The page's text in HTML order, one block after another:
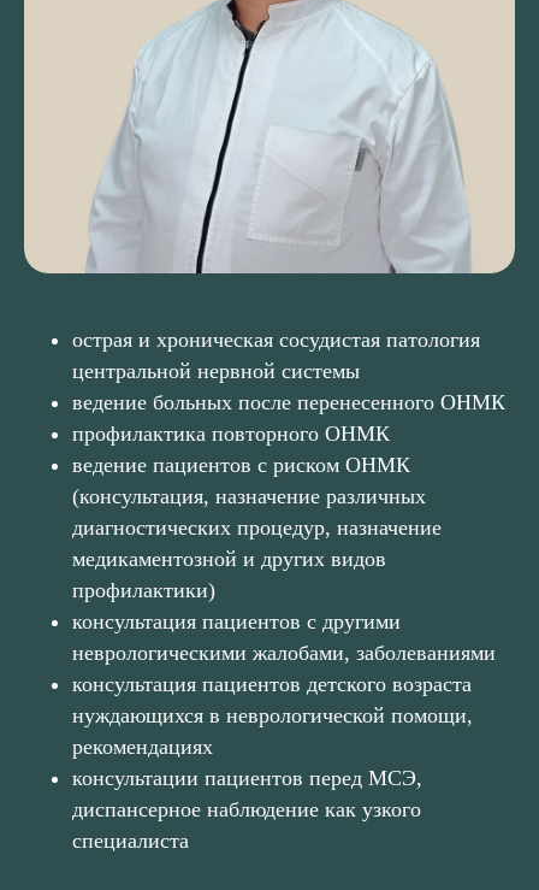
острая и хроническая сосудистая патология
центральной нервной системы
ведение больных после перенесенного ОНМК
профилактика повторного ОНМК
ведение пациентов с риском ОНМК
(консультация, назначение различных
диагностических процедур, назначение
медикаментозной и других видов
профилактики)
консультация пациентов с другими
неврологическими жалобами, заболеваниями
консультация пациентов детского возраста
нуждающихся в неврологической помощи,
рекомендациях
консультации пациентов перед МСЭ,
диспансерное наблюдение как узкого
специалиста